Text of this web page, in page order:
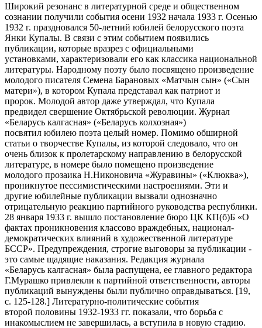
Широкий резонанс в литературной среде и общественном
сознании получили события осени 1932 начала 1933 г. Осенью
1932 г. праздновался 50-летний юбилей белорусского поэта
Янки Купалы. В связи с этим событием появились
публикации, которые вразрез с официальными
установками, характеризовали его как классика национальной
литературы. Народному поэту было посвящено произведение
молодого писателя Семена Барановых «Матчын сын» («Сын
матери»), в котором Купала представал как патриот и
пророк. Молодой автор даже утверждал, что Купала
предвидел свершение Октябрьской революции. Журнал
«Беларусь калгасная» («Беларусь колхозная»)
посвятил юбилею поэта целый номер. Помимо обширной
статьи о творчестве Купалы, из которой следовало, что он
очень близок к пролетарскому направлению в белорусской
литературе, в номере было помещено произведение
молодого прозаика Н.Никоновича «Журавины» («Клюква»),
проникнутое пессимистическими настроениями. Эти и
другие юбилейные публикации вызвали однозначно
отрицательную реакцию партийного руководства республики.
28 января 1933 г. вышло постановление бюро ЦК КП(б)Б «О
фактах проникновения классово враждебных, национал-
демократических влияний в художественной литературе
БССР». Предупреждения, строгие выговоры за публикации -
это самые щадящие наказания. Редакция журнала
«Беларусь калгасная» была распущена, ее главного редактора
Г.Мурашко привлекли к партийной ответственности, авторы
публикаций вынуждены были публично оправдываться. [19,
с. 125-128.] Литературно-политические события
второй половины 1932-1933 гг. показали, что борьба с
инакомыслием не завершилась, а вступила в новую стадию.